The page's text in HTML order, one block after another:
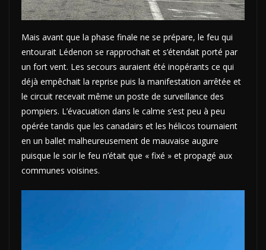
Mais avant que la phase finale ne se prépare, le feu qui
entourait Lédenon se rapprochait et s’étendait porté par
un fort vent. Les secours auraient été inopérants ce qui
déjà empêchait la reprise puis la manifestation arrêtée et
le circuit recevait même un poste de surveillance des
pompiers. L’évacuation dans le calme s’est peu à peu
opérée tandis que les canadairs et les hélicos tournaient
en un ballet malheureusement de mauvaise augure
puisque le soir le feu n’était que « fixé » et propagé aux
communes voisines.